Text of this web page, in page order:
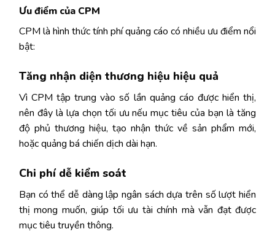
Ưu điểm của CPM
CPM là hình thức tính phí quảng cáo có nhiều ưu điểm nổi
bật:
Tăng nhận diện thương hiệu hiệu quả
Vì CPM tập trung vào số lần quảng cáo được hiển thị,
nên đây là lựa chọn tối ưu nếu mục tiêu của bạn là tăng
độ phủ thương hiệu, tạo nhận thức về sản phẩm mới,
hoặc quảng bá chiến dịch dài hạn.
Chi phí dễ kiểm soát
Bạn có thể dễ dàng lập ngân sách dựa trên số lượt hiển
thị mong muốn, giúp tối ưu tài chính mà vẫn đạt được
mục tiêu truyền thông.